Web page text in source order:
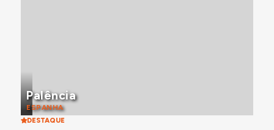
Palência
ESPANHA
DESTAQUE